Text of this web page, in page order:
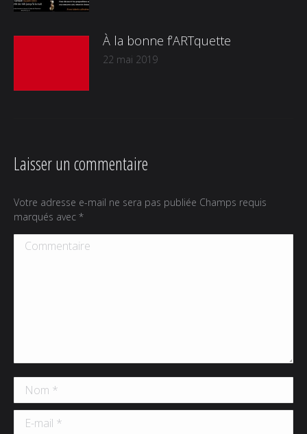
À la bonne f’ARTquette
22 mai 2019
Laisser un commentaire
Votre adresse e-mail ne sera pas publiée Champs requis
marqués avec *
Commentaire
Nom *
E-mail *